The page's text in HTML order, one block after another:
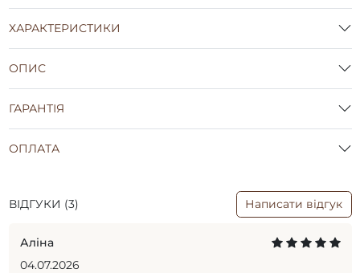
ХАРАКТЕРИСТИКИ
ОПИС
ГАРАНТІЯ
ОПЛАТА
Аліна
04.07.2026
ВІДГУКИ (3) Написати відгук